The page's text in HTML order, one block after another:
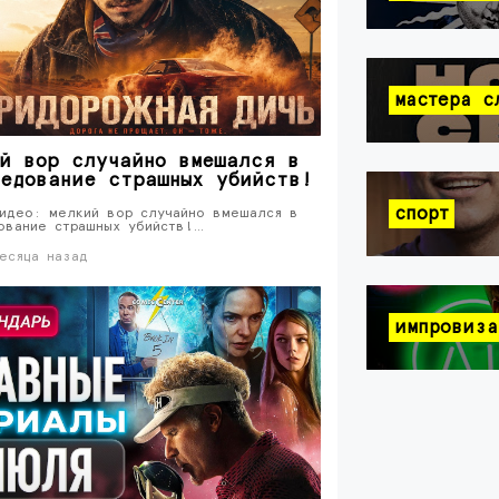
вор случайно вмешался в
страшных убийств!
мелкий вор случайно вмешался в
страшных убийств!…
назад
мастера
спорт